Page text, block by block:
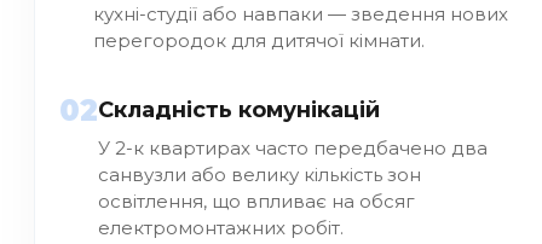
кухні-студії або навпаки — зведення нових
перегородок для дитячої кімнати.
02Складність комунікацій
У 2-к квартирах часто передбачено два
санвузли або велику кількість зон
освітлення, що впливає на обсяг
електромонтажних робіт.